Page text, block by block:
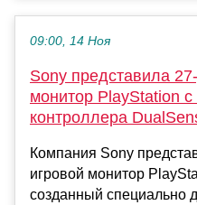
09:00, 14 Ноя
Sony представила
монитор PlayStation
контроллера
Компания Sony
игровой монитор
созданный специально